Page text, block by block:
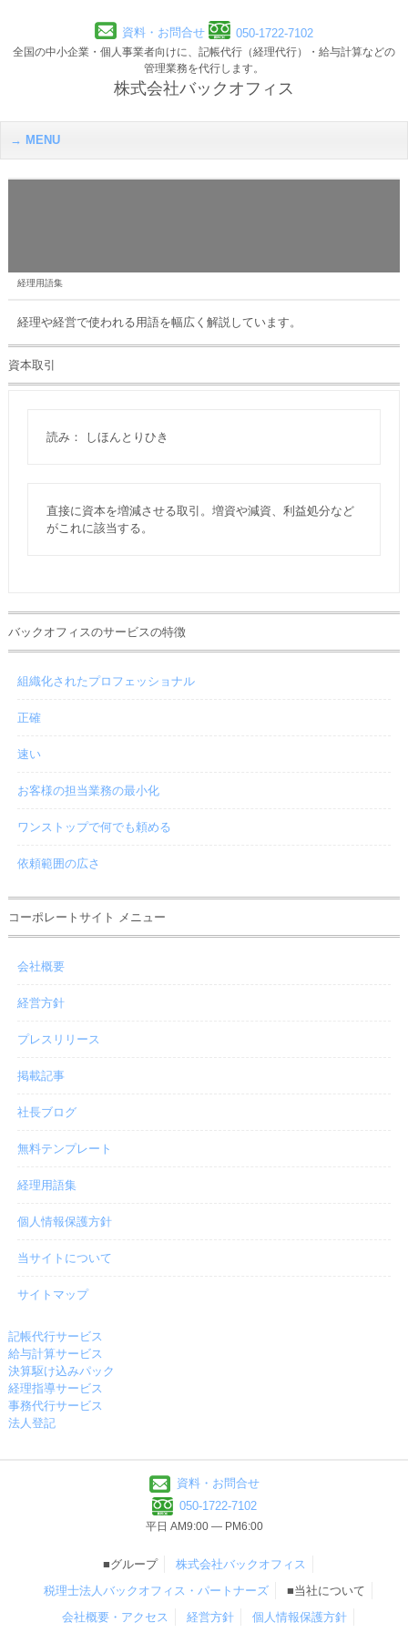
資料・お問合せ 050-1722-7102
全国の中小企業・個人事業者向けに、記帳代行（経理代行）・給与計算などの
管理業務を代行します。
株式会社バックオフィス
MENU
経理用語集
経理や経営で使われる用語を幅広く解説しています。
資本取引
読み： しほんとりひき
直接に資本を増減させる取引。増資や減資、利益処分など
がこれに該当する。
バックオフィスのサービスの特徴
組織化されたプロフェッショナル
正確
速い
お客様の担当業務の最小化
ワンストップで何でも頼める
依頼範囲の広さ
コーポレートサイト メニュー
会社概要
経営方針
プレスリリース
掲載記事
社長ブログ
無料テンプレート
経理用語集
個人情報保護方針
当サイトについて
サイトマップ
記帳代行サービス
給与計算サービス
決算駆け込みパック
経理指導サービス
事務代行サービス
法人登記
資料・お問合せ
050-1722-7102
平日 AM9:00 ― PM6:00
■グループ
株式会社バックオフィス
税理士法人バックオフィス・パートナーズ
■当社について
会社概要・アクセス
経営方針 個人情報保護方針